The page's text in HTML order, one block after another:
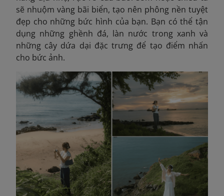
sẽ nhuộm vàng bãi biển, tạo nên phông nền tuyệt
đẹp cho những bức hình của bạn. Bạn có thể tận
dụng những ghềnh đá, làn nước trong xanh và
những cây dứa dại đặc trưng để tạo điểm nhấn
cho bức ảnh.